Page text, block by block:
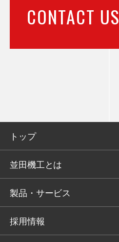
CONTACT US
トップ
並田機工とは
製品・サービス
採用情報